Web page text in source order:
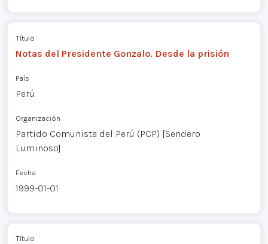
Título
Notas del Presidente Gonzalo. Desde la prisión
País
Perú
Organización
Partido Comunista del Perú (PCP) [Sendero
Luminoso]
Fecha
1999-01-01
Título